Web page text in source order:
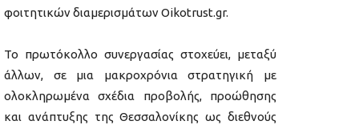
φοιτητικών διαμερισμάτων Oikotrust.gr.
Το πρωτόκολλο συνεργασίας στοχεύει, μεταξύ
άλλων, σε μια μακροχρόνια στρατηγική με
ολοκληρωμένα σχέδια προβολής, προώθησης
και ανάπτυξης της Θεσσαλονίκης ως διεθνούς